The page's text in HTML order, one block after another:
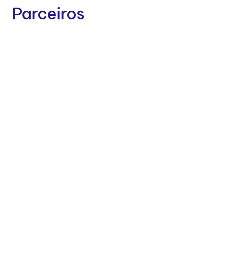
Parceiros